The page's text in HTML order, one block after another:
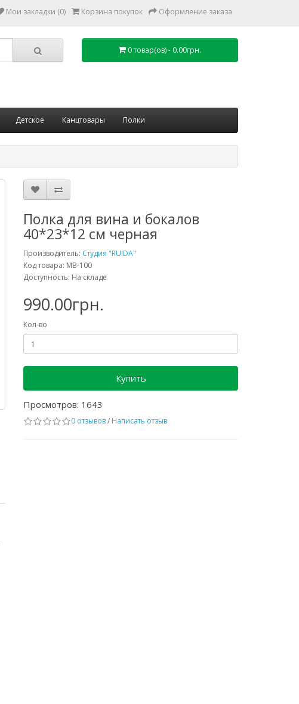
Мои закладки (0) Корзина покупок Оформление заказа
0 товар(ов) - 0.00грн.
Детское Канцтовары Полки
Полка для вина и бокалов
40*23*12 см черная
Производитель: Студия "RUIDA"
Код товара: MB-100
Доступность: На складе
990.00грн.
Кол-во
Купить
Просмотров: 1643
0 отзывов/ Написать отзыв